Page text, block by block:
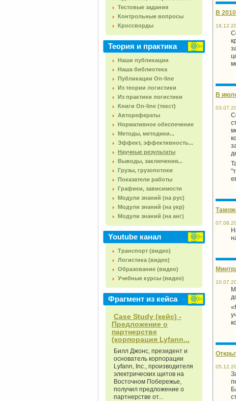
Тестовые задания
Контрольные вопросы
Кроссворды
Теория и практика
Наши публикации
Наша библиотека
Публикации On-line
Из теории логистики
Из практики логистики
Книги On-line (текст)
Авторефераты
Нормативное обеспечение
Методы, методики...
Эффект, эффективность...
Научные результаты
Выводы, заключения...
Грузы, грузопотоки
Показатели работы
Графики, зависимости
Модули знаний (на рус)
Модули знаний (на укр)
Модули знаний (на анг)
Youtube канал
Транспорт (видео)
Логистика (видео)
Образование (видео)
Учебные курсы (видео)
Фрагмент из кейса
Case Study (кейс) -
Предложение о
партнерстве
(корпорация Lyfann...
Билл Джонс, президент и
основатель корпорации
Lyfann, Inc., производителя
электрических щитов на
Восточном Побережье,
получил предложение о
партнерстве от...
В
В